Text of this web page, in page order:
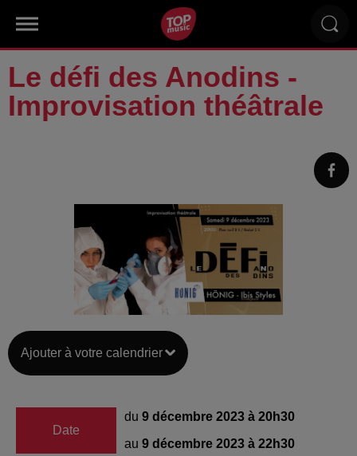
Le défi des Anodins -
Improvisation théâtrale
Ajouter à votre calendrier
Date
du 9 décembre 2023 à 20h30
au 9 décembre 2023 à 22h30